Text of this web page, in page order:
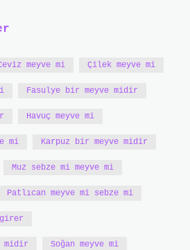
meyve mi Çilek meyve mi
Fasulye bir meyve midir
Havuç meyve mi
mi Karpuz bir meyve midir
Muz sebze mi meyve mi
Patlıcan meyve mi sebze mi
midir Soğan meyve mi